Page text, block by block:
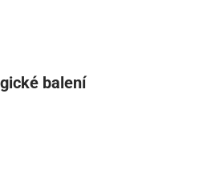
balení